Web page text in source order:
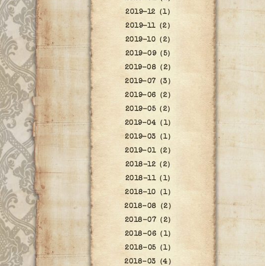
2019-12（1）
2019-11（2）
2019-10（2）
2019-09（5）
2019-08（2）
2019-07（3）
2019-06（2）
2019-05（2）
2019-04（1）
2019-03（1）
2019-01（2）
2018-12（2）
2018-11（1）
2018-10（1）
2018-08（2）
2018-07（2）
2018-06（1）
2018-05（1）
2018-03（4）